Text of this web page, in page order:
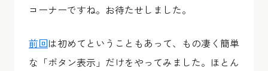
コーナーですね。お待たせしました。
前回は初めてということもあって、もの凄く簡単
な「ボタン表示」だけをやってみました。ほとん